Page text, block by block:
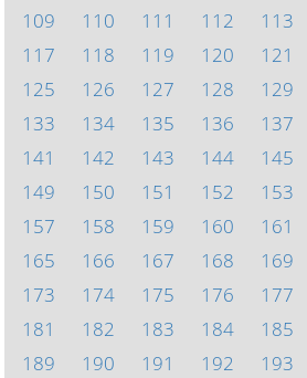
109
110 111 112 113
117
118 119 120 121
125
126 127 128 129
133
134 135 136 137
141
142 143 144 145
149
150 151 152 153
157
158 159 160 161
165
166 167 168 169
173
174 175 176 177
181
182 183 184 185
189
190 191 192 193